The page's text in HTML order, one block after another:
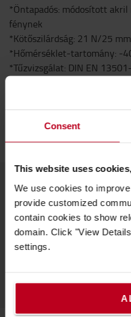
Consent
This website uses
We use cookies to
provide customized
contain cookies to show
domain. Click "View
settings.
*Öntapadós: módosított
fénynek
*Kötőszilárdság: 21 N/25 mm
*Hőmérséklet-tartomány: -
*Tűzvizsgálat: DIN EN
Hosszúság:1m
Vegye fel